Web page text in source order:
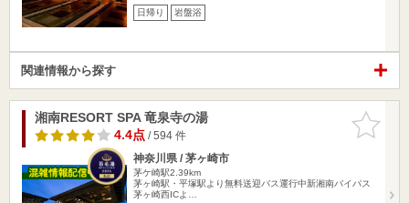
日帰り 岩盤浴
関連情報から探す
お気に入
りに追加
湘南RESORT SPA 竜泉寺の湯
4.4点/ 594 件
神奈川県 / 茅ヶ崎市
茅ケ崎駅2.39km
茅ヶ崎駅・平塚駅より無料送迎バス運行中新湘南バイパス
茅ヶ崎西ICよ…